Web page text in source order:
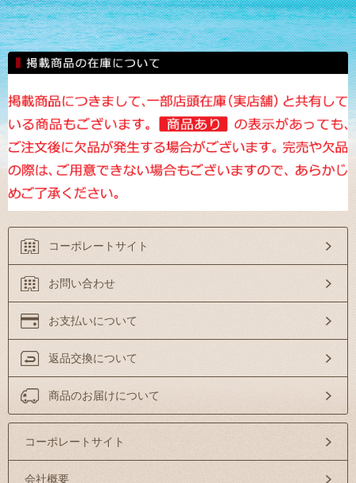
コーポレートサイト
お問い合わせ
お支払いについて
返品交換について
商品のお届けについて
コーポレートサイト
会社概要